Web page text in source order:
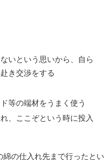
いという思いから、自ら
き交渉をする
等の端材をうまく使う
、ここぞという時に投入
の仕入れ先まで行ったとい